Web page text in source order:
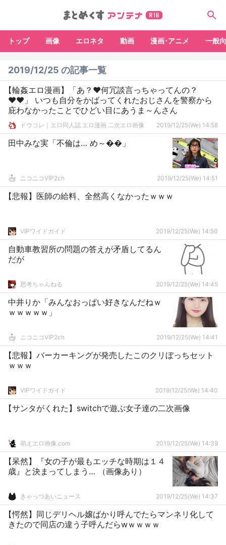
トップ 画像 エロネタ 動画 漫画･アニメ 一般
2019/12/25 の記事一覧
【輪姦エロ漫画】「あ？♥何冗談言っちゃってんの？
♥♥」 いつも自分をかばってくれたおじさんを警察から
庇わなかったことでひどい目にあうま～んさん
ドウコレ｜エロ同人誌 エロ漫画 二次エロ画像 2019/12/25(We) 14:58
田中みな実「不倫は… め～��」
ニコニコVIP2ch 2019/12/25(We) 14:51
【悲報】医師の給料、全然高くなかったｗｗｗ
VIPワイドガイド 2019/12/25(We) 14:50
自動車教習所の問題の答えが矛盾してるん
だが
思考ちゃんねる 2019/12/25(We) 14:45
中井りか「みんなおっぱい好きなんだねｗ
ｗｗｗｗｗ」
ニコニコVIP2ch 2019/12/25(We) 14:41
【悲報】バーカーキングが発売したこのクリぼっちセット
ｗｗｗ
VIPワイドガイド 2019/12/25(We) 14:40
【サンタがくれた】switchで遊ぶ女子達の二次画像
萌えエロ画像.com 2019/12/25(We) 14:39
【呆然】『女の子が最もエッチな時期は１４
歳』と決まってしまう… （画像あり）
きゃっつあいニュース 2019/12/25(We) 14:37
【愕然】同じデリヘル嬢ばかり呼んでたらマンネリ化して
きたので同店の違う子呼んだらwｗｗｗｗ